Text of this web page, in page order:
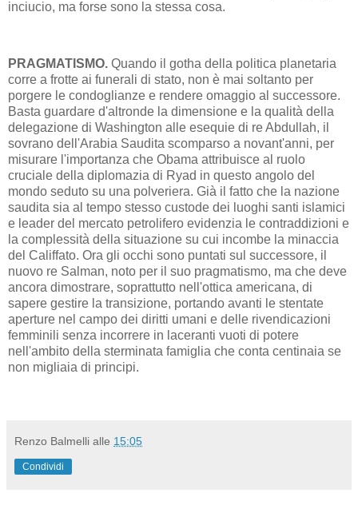
inciucio, ma forse sono la stessa cosa.
PRAGMATISMO. Quando il gotha della politica planetaria
corre a frotte ai funerali di stato, non è mai soltanto per
porgere le condoglianze e rendere omaggio al successore.
Basta guardare d'altronde la dimensione e la qualità della
delegazione di Washington alle esequie di re Abdullah, il
sovrano dell'Arabia Saudita scomparso a novant'anni, per
misurare l'importanza che Obama attribuisce al ruolo
cruciale della diplomazia di Ryad in questo angolo del
mondo seduto su una polveriera. Già il fatto che la nazione
saudita sia al tempo stesso custode dei luoghi santi islamici
e leader del mercato petrolifero evidenzia le contraddizioni e
la complessità della situazione su cui incombe la minaccia
del Califfato. Ora gli occhi sono puntati sul successore, il
nuovo re Salman, noto per il suo pragmatismo, ma che deve
ancora dimostrare, soprattutto nell'ottica americana, di
sapere gestire la transizione, portando avanti le stentate
aperture nel campo dei diritti umani e delle rivendicazioni
femminili senza incorrere in laceranti vuoti di potere
nell'ambito della sterminata famiglia che conta centinaia se
non migliaia di principi.
Renzo Balmelli alle 15:05
Condividi